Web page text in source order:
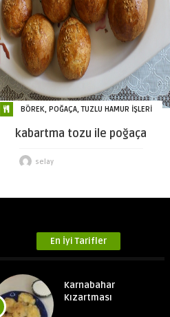
BÖREK, POĞAÇA, TUZLU HAMUR İŞLERİ
kabartma tozu ile poğaça
selay
En İyi Tarifler
Karnabahar
Kızartması